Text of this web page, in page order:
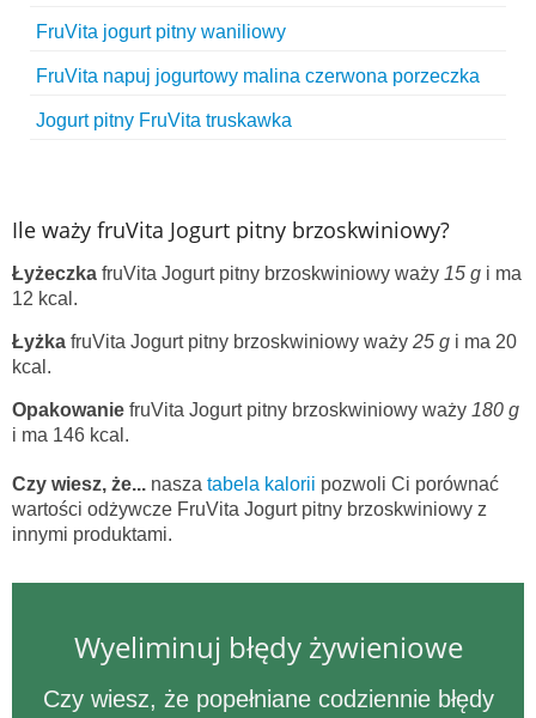
FruVita jogurt pitny waniliowy
FruVita napuj jogurtowy malina czerwona porzeczka
Jogurt pitny FruVita truskawka
Ile waży fruVita Jogurt pitny brzoskwiniowy?
Łyżeczka fruVita Jogurt pitny brzoskwiniowy waży 15 g i ma
12 kcal.
Łyżka fruVita Jogurt pitny brzoskwiniowy waży 25 g i ma 20
kcal.
Opakowanie fruVita Jogurt pitny brzoskwiniowy waży 180 g
i ma 146 kcal.
Czy wiesz, że... nasza tabela kalorii pozwoli Ci porównać
wartości odżywcze FruVita Jogurt pitny brzoskwiniowy z
innymi produktami.
Wyeliminuj błędy żywieniowe
Czy wiesz, że popełniane codziennie błędy